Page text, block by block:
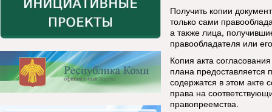
Получить копии
только сами
а также лица,
правообладателя или
Копия акта
плана предоставляется
содержатся в этом акте
права на
правопреемства.